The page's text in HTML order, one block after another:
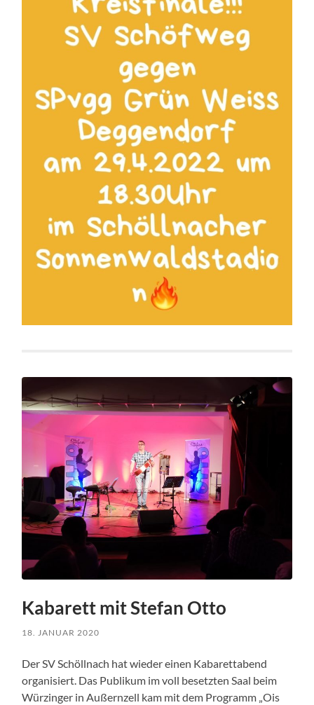
Kabarett mit Stefan Otto
18. JANUAR 2020
Der SV Schöllnach hat wieder einen Kabarettabend
organisiert. Das Publikum im voll besetzten Saal beim
Würzinger in Außernzell kam mit dem Programm „Ois